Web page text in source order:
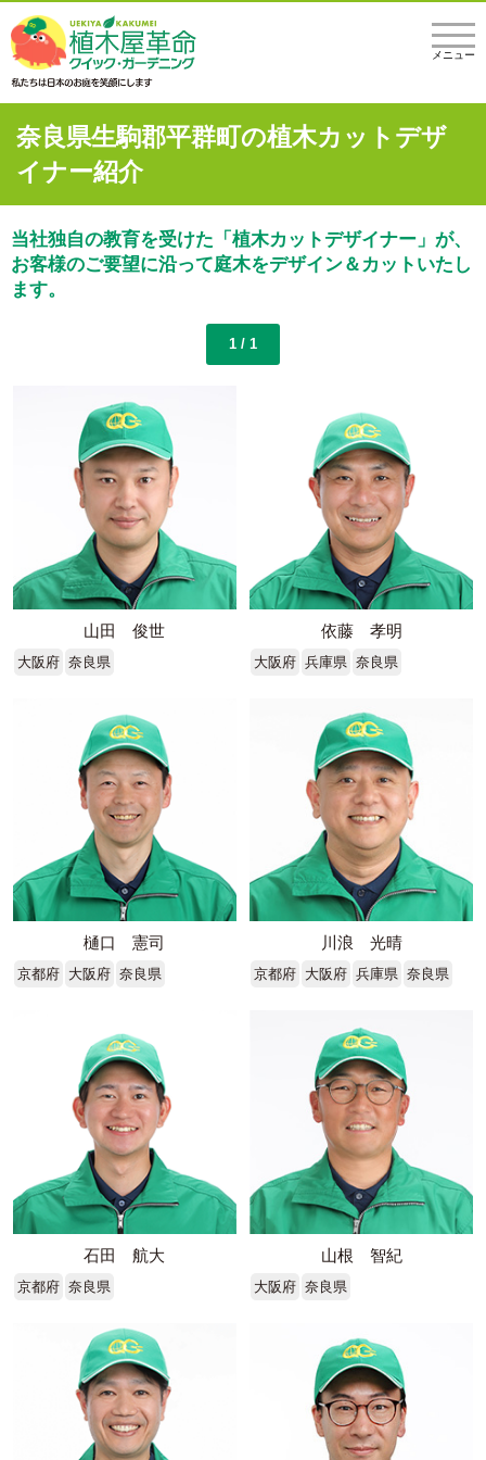
メニュー
奈良県生駒郡平群町の植木カットデザ
イナー紹介
当社独自の教育を受けた「植木カットデザイナー」が、
お客様のご要望に沿って庭木をデザイン＆カットいたし
ます。
1 / 1
山田 俊世
大阪府 奈良県
依藤 孝明
大阪府 兵庫県 奈良県
樋口 憲司
京都府 大阪府 奈良県
川浪 光晴
京都府 大阪府 兵庫県 奈良県
石田 航大
京都府 奈良県
山根 智紀
大阪府 奈良県